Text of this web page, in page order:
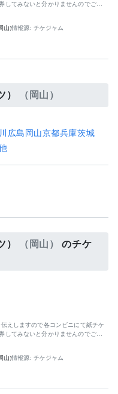
してみないと分かりませんのでご検
山)情報源: チケジャム
） （岡山）
広島 岡山京都兵庫茨城
） （岡山）
のチケ
えしますので各コンビニにて紙チケ
してみないと分かりませんのでご検
山)情報源: チケジャム